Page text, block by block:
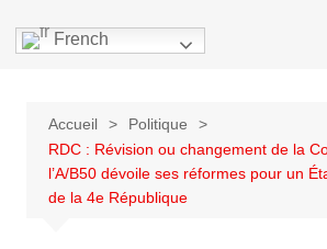
French
Accueil
Politique
RDC : Révision ou changement de la
l’A/B50 dévoile ses réformes pour un
de la 4e République